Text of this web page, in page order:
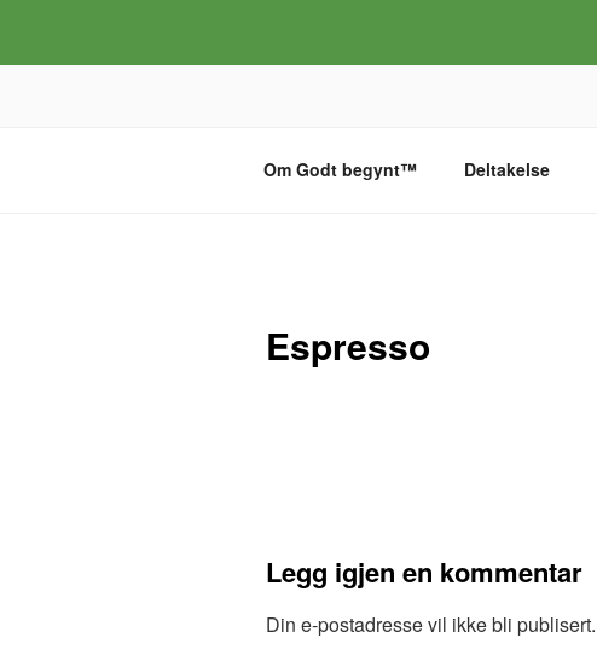
GODT BEGYNT
Om Godt begynt™ Deltakelse
Espresso
Legg igjen en kommentar
Din e-postadresse vil ikke bli publisert.